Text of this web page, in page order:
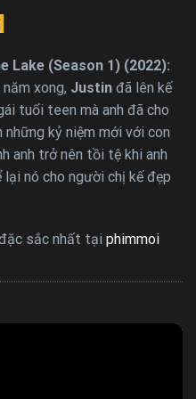
Lake (Season 1) (2022):
xong, Justin đã lên kế
tuổi teen mà anh đã cho
những kỷ niệm mới với con
anh trở nên tồi tệ khi anh
lại nó cho người chị kế đẹp
sắc nhất tại phimmoi